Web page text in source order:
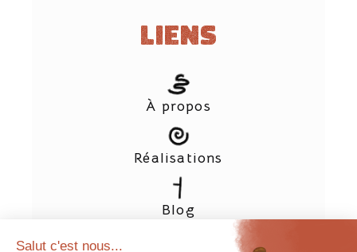
Liens
À propos
Réalisations
Blog